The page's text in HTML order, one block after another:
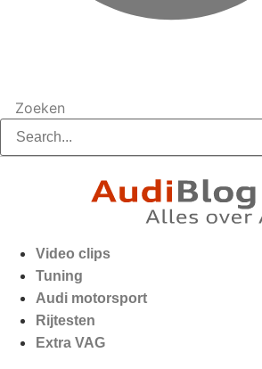
Zoeken
Video clips
Tuning
Audi motorsport
Rijtesten
Extra VAG